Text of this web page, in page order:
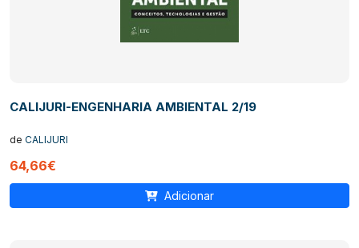
CALIJURI-ENGENHARIA AMBIENTAL 2/19
de CALIJURI
64,66€
Adicionar